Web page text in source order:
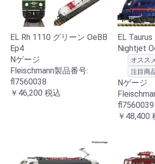
EL Rh 1110 グリーン OeBB
Ep4
Nゲージ
Fleischmann製品番号:
fl7560038
￥46,200 税込
EL
Nightjet
オスス
注目商
Nゲージ
fl7560039
￥48,400